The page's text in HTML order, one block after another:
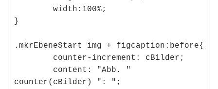
}
.mkrEbeneStart img + figcaption:before{
counter(cBilder) ": ";